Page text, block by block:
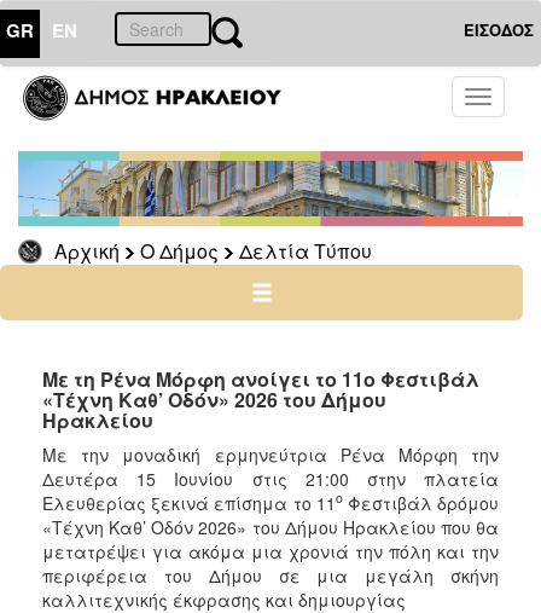
GR EN ΕΙΣΟΔΟΣ
Toggle
Αρχική Ο Δήμος Δελτία Τύπου
ΔΗΜΟΣ
Δελτία
Τύπου
Αρχείο
ΠΟΛΙΤΙΣΜΟΣ
ΑΝΘΕΚΤΙΚΗ
ΠΟΛΗ
Με τη Ρένα Μόρφη ανοίγει το 11ο Φεστιβάλ
«Τέχνη Καθ’ Οδόν» 2026 του Δήμου
Ηρακλείου
Με την μοναδική ερμηνεύτρια Ρένα Μόρφη την
Δευτέρα 15 Ιουνίου στις 21:00 στην πλατεία
Ελευθερίας ξεκινά επίσημα το 11 οΦεστιβάλ δρόμου
«Τέχνη Καθ’ Οδόν 2026» του Δήμου Ηρακλείου που θα
μετατρέψει για ακόμα μια χρονιά την πόλη και την
περιφέρεια του Δήμου σε μια μεγάλη σκήνη
καλλιτεχνικής έκφρασης και δημιουργίας